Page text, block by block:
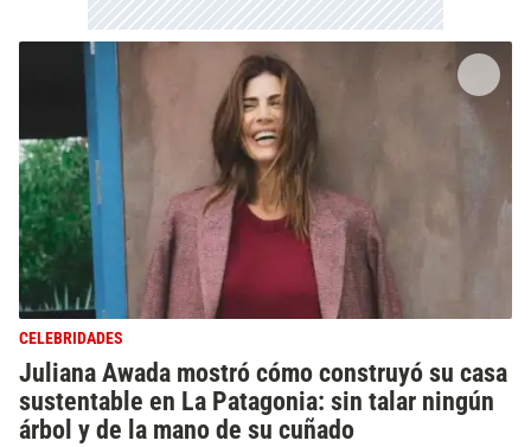
CELEBRIDADES
Juliana Awada mostró cómo construyó su casa
sustentable en La Patagonia: sin talar ningún
árbol y de la mano de su cuñado